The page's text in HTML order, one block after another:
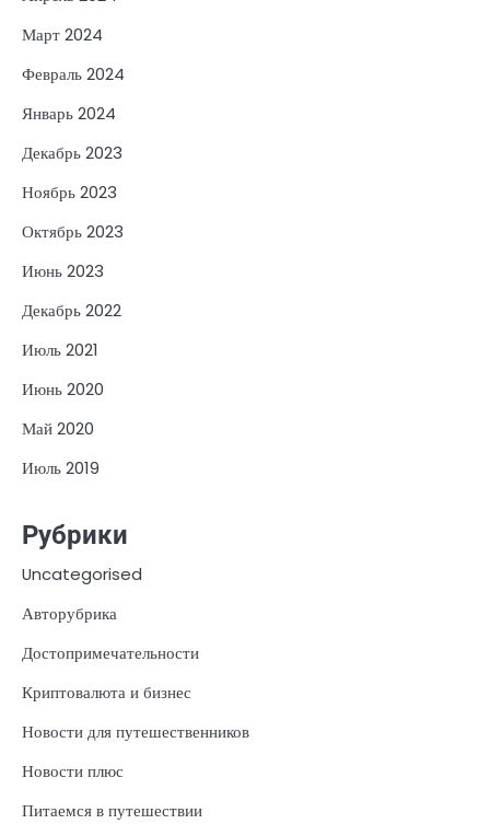
Март 2024
Февраль 2024
Январь 2024
Декабрь 2023
Ноябрь 2023
Октябрь 2023
Июнь 2023
Декабрь 2022
Июль 2021
Июнь 2020
Май 2020
Июль 2019
Рубрики
Uncategorised
Авторубрика
Достопримечательности
Криптовалюта и бизнес
Новости для путешественников
Новости плюс
Питаемся в путешествии